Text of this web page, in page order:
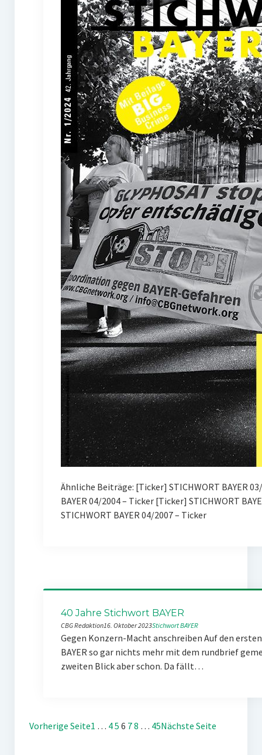
Ähnliche Beiträge: [Ticker] STICHWORT BAYER
BAYER 04/2004 – Ticker [Ticker] STICHWORT
STICHWORT BAYER 04/2007 – Ticker
40 Jahre Stichwort BAYER
CBG Redaktion16. Oktober 2023Stichwort BAYER
Gegen Konzern-Macht anschreiben Auf den
BAYER so gar nichts mehr mit dem rundbrief
zweiten Blick aber schon. Da fällt…
Vorherige Seite1 … 45 6 78 … 45Nächste Seite